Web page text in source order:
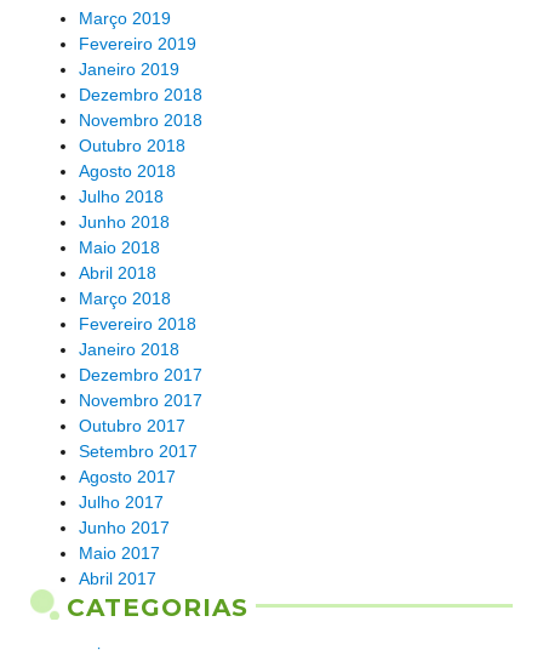
Março 2019
Fevereiro 2019
Janeiro 2019
Dezembro 2018
Novembro 2018
Outubro 2018
Agosto 2018
Julho 2018
Junho 2018
Maio 2018
Abril 2018
Março 2018
Fevereiro 2018
Janeiro 2018
Dezembro 2017
Novembro 2017
Outubro 2017
Setembro 2017
Agosto 2017
Julho 2017
Junho 2017
Maio 2017
Abril 2017
CATEGORIAS